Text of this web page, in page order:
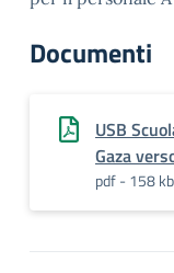
Documenti
USB
Gaza
pdf - 158 kb